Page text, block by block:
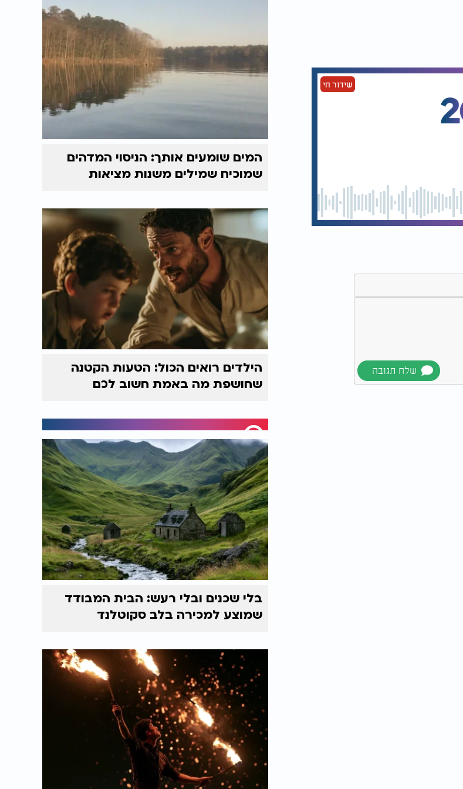
שידור חי
המים שומעים אותך: הניסוי המדהים
שמוכיח שמילים משנות מציאות
הילדים רואים הכול: הטעות הקטנה
שחושפת מה באמת חשוב לכם
בלי שכנים ובלי רעש: הבית המבודד
שמוצע למכירה בלב סקוטלנד